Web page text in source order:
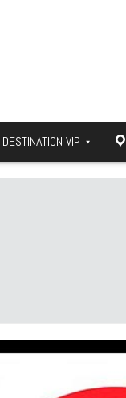
DESTINATION VIP